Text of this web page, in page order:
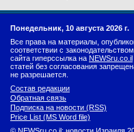
Понедельник, 10 августа 2026 г.
Все права на материалы,
соответствии с
сайта гиперссылка на NEWSru.co.il
статей без согласования
не разрешается.
Состав редакции
Обратная связь
Подписка на новости (RSS)
Price List (MS Word file)